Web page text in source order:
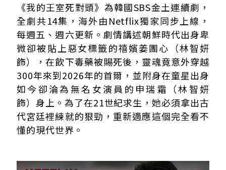
《我的王室死對頭》為韓國SBS金土連續劇，
全劇共14集，海外由Netflix獨家同步上線，
每週五、週六更新。劇情講述朝鮮時代出身卑
微卻被貼上惡女標籤的禧嬪姜團心（林智妍
飾），在飲下毒藥被賜死後，靈魂竟意外穿越
300年來到2026年的首爾，並附身在童星出身
如今卻淪為無名女演員的申瑞霜（林智妍
飾）身上。為了在21世紀求生，她必須拿出古
代宮廷裡練就的狠勁，重新適應這個完全看不
懂的現代世界。